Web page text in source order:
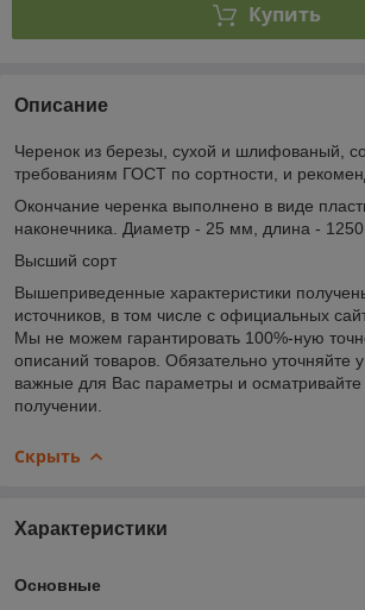
Купить
Описание
Черенок из березы, сухой и шлифованый,
требованиям ГОСТ по сортности, и
Окончание черенка выполнено в виде
наконечника. Диаметр - 25 мм, длина -
Высший сорт
Вышеприведенные характеристики
источников, в том числе с официальных
Мы не можем гарантировать 100%-ную
описаний товаров. Обязательно уточняйте
важные для Вас параметры и осматривайте
получении.
Скрыть
Характеристики
Основные